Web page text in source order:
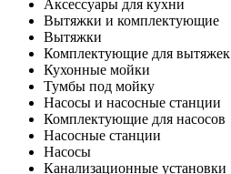
Аксессуары для кухни
Вытяжки и комплектующие
Вытяжки
Комплектующие для вытяжек
Кухонные мойки
Тумбы под мойку
Насосы и насосные станции
Комплектующие для насосов
Насосные станции
Насосы
Канализационные установки